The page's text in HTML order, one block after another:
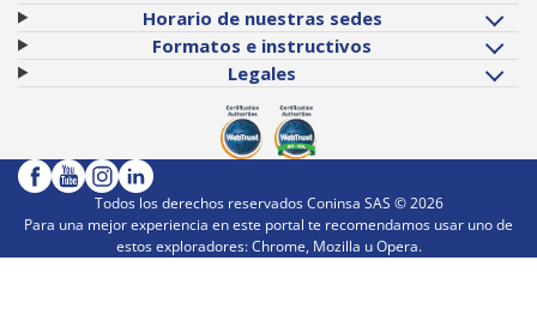
Horario de nuestras sedes
Formatos e instructivos
Legales
Todos los derechos reservados Coninsa SAS ©2026
Para una mejor experiencia en este portal te recomendamos usar uno de
estos exploradores: Chrome, Mozilla u Opera.